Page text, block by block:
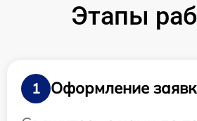
Этапы
1
Оформление